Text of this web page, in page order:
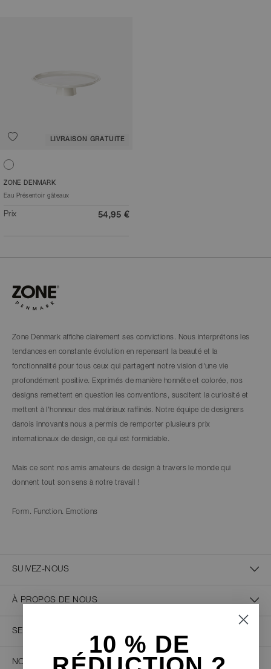
LIVRAISON GRATUITE
Blanc cassé
ZONE DENMARK
Eau Présentoir gâteaux
Prix 54,95 €
Zone Denmark affiche clairement ses convictions. Nous interprétons les
tendances en constante évolution en repensant la beauté et la
fonctionnalité pour tous ceux qui partagent notre vision d'une vie
profondément positive. Exprimés de manière honnête et colorée, nos
designs remettent en question les conventions, suscitent la curiosité et
mettent à l'honneur des matériaux raffinés. Notre équipe de designers
danois innovants nous a permis de remporter plusieurs prix
internationaux de design, ce qui est formidable.
Mais ce sont nos amis amateurs de design à travers le monde qui
donnent tout son sens à notre travail !
Form. Function. Emotions
SUIVEZ-NOUS
À PROPOS DE NOUS
SERVICE CLIENT
NOUS CONTACTER
10 % DE